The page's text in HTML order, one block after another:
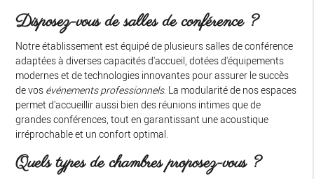
Disposez-vous de salles de conférence ?
Notre établissement est équipé de plusieurs salles de conférence
adaptées à diverses capacités d'accueil, dotées d'équipements
modernes et de technologies innovantes pour assurer le succès
de vos événements professionnels. La modularité de nos espaces
permet d'accueillir aussi bien des réunions intimes que de
grandes conférences, tout en garantissant une acoustique
irréprochable et un confort optimal.
Quels types de chambres proposez-vous ?